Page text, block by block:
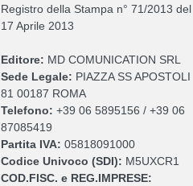
Registro della Stampa n° 71/2013 del
17 Aprile 2013
Editore: MD COMUNICATION SRL
Sede Legale: PIAZZA SS APOSTOLI
81 00187 ROMA
Telefono: +39 06 5895156 / +39 06
87085419
Partita IVA: 05818091000
Codice Univoco (SDI): M5UXCR1
COD.FISC. e REG.IMPRESE: